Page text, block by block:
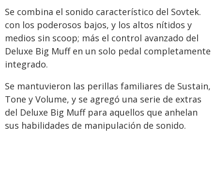
Se combina el sonido característico del Sovtek.
con los poderosos bajos, y los altos nítidos y
medios sin scoop; más el control avanzado del
Deluxe Big Muff en un solo pedal completamente
integrado.
Se mantuvieron las perillas familiares de Sustain,
Tone y Volume, y se agregó una serie de extras
del Deluxe Big Muff para aquellos que anhelan
sus habilidades de manipulación de sonido.